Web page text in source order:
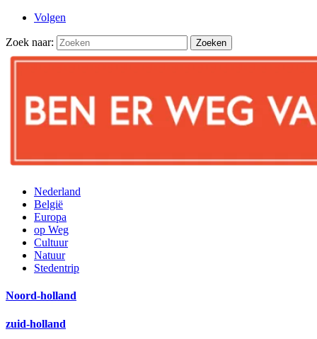
Volgen
Zoek naar:
Nederland
België
Europa
op Weg
Cultuur
Natuur
Stedentrip
Noord-holland
zuid-holland